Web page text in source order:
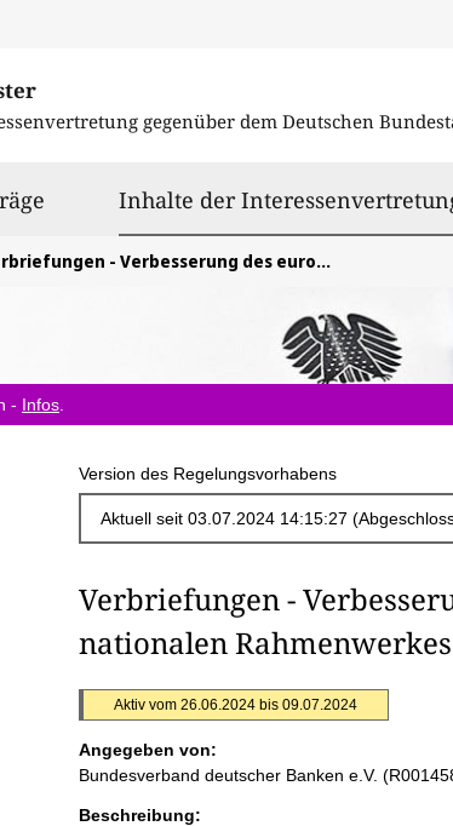
gegenüber dem Deutschen
Inhalte der
- Verbesserung des europäischen und nationalen Rahmenwerkes
- Infos
Version des Regelungsvorhabens
Verbriefungen -
nationalen Rahmenwerkes
Aktiv vom 26.06.2024 bis 09.07.2024
Angegeben von:
Bundesverband deutscher Banken e.V.
Beschreibung: